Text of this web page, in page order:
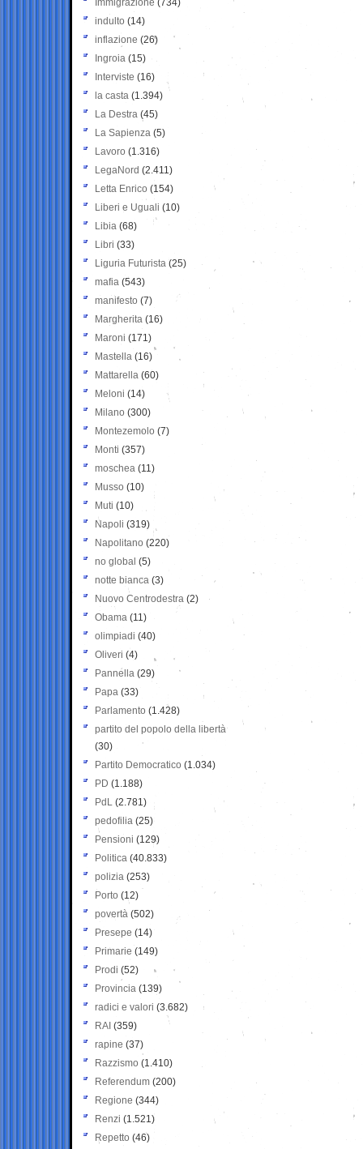
Immigrazione (734)
indulto (14)
inflazione (26)
Ingroia (15)
Interviste (16)
la casta (1.394)
La Destra (45)
La Sapienza (5)
Lavoro (1.316)
LegaNord (2.411)
Letta Enrico (154)
Liberi e Uguali (10)
Libia (68)
Libri (33)
Liguria Futurista (25)
mafia (543)
manifesto (7)
Margherita (16)
Maroni (171)
Mastella (16)
Mattarella (60)
Meloni (14)
Milano (300)
Montezemolo (7)
Monti (357)
moschea (11)
Musso (10)
Muti (10)
Napoli (319)
Napolitano (220)
no global (5)
notte bianca (3)
Nuovo Centrodestra (2)
Obama (11)
olimpiadi (40)
Oliveri (4)
Pannella (29)
Papa (33)
Parlamento (1.428)
partito del popolo della libertà
(30)
Partito Democratico (1.034)
PD (1.188)
PdL (2.781)
pedofilia (25)
Pensioni (129)
Politica (40.833)
polizia (253)
Porto (12)
povertà (502)
Presepe (14)
Primarie (149)
Prodi (52)
Provincia (139)
radici e valori (3.682)
RAI (359)
rapine (37)
Razzismo (1.410)
Referendum (200)
Regione (344)
Renzi (1.521)
Repetto (46)